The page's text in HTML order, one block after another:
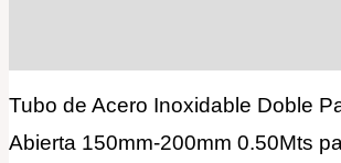
Tubo de Acero Inoxidable Doble
Abierta 150mm-200mm 0.50Mts